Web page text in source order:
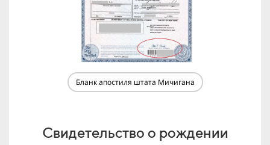
Бланк апостиля штата Мичигана
Свидетельство о рождении